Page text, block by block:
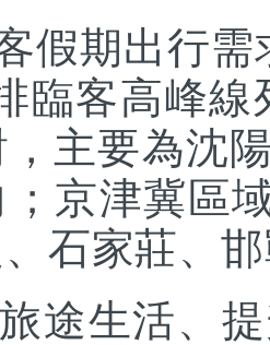
期出行需
臨客高峰
主要為沈
京津冀區
石家莊、
生活、提